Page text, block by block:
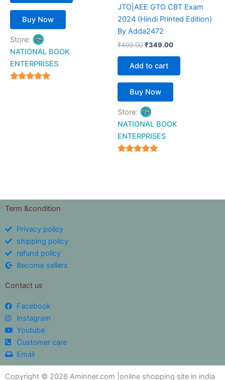
Buy Now
Store:
NATIONAL BOOK
ENTERPRISES
JTO|AEE GTO CBT Exam
2024 (Hindi Printed Edition)
By Adda2472
₹499.00₹349.00
Add to cart
Buy Now
Store:
NATIONAL BOOK
ENTERPRISES
Term &condition
Privacy policy
shipping policy
refund policy
Become sellers
Contact us
Facebook
instagram
Youtube
Customer care
Email
Copyright © 2026 Aminner.com |online shopping site in india